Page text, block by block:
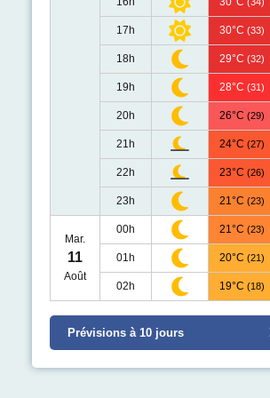
17h 30°C (33)
18h 29°C (32)
19h 28°C (31)
20h 26°C (29)
21h 24°C (27)
22h 23°C (26)
23h 21°C (23)
Mar.
11
Août
00h 21°C (23)
01h 20°C (21)
02h 19°C (18)
Prévisions à 10 jours